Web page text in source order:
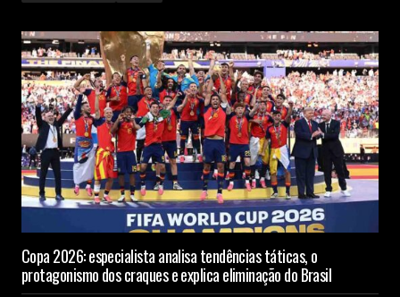
Copa 2026: especialista analisa tendências táticas, o
protagonismo dos craques e explica eliminação do Brasil